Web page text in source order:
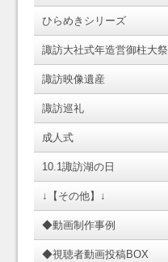
ひらめきシリーズ
諏訪大社式年造営御柱大祭
諏訪映像遺産
諏訪巡礼
成人式
10.1諏訪湖の日
↓【その他】↓
◆動画制作事例
◆視聴者動画投稿BOX